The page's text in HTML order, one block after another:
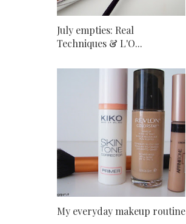
July empties: Real
Techniques & L'O...
My everyday makeup routine